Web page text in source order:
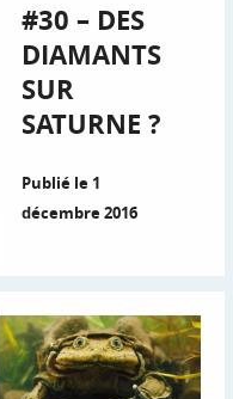
#30 – DES
DIAMANTS
SUR
SATURNE ?
Publié le 1
décembre 2016